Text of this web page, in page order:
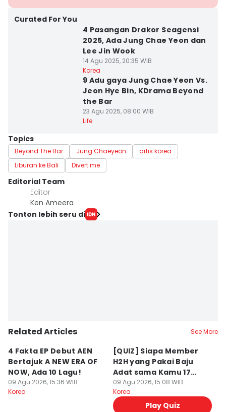
Curated For You
4 Pasangan Drakor Seagensi
2025, Ada Jung Chae Yeon dan
Lee Jin Wook
14 Agu 2025, 20:35 WIB
Korea
9 Adu gaya Jung Chae Yeon Vs.
Jeon Hye Bin, KDrama Beyond
the Bar
23 Agu 2025, 08:00 WIB
Life
Topics
Beyond The Bar Jung Chaeyeon
artis korea
Liburan ke Bali
Divert me
Editorial Team
Editor
Ken Ameera
Tonton lebih seru di
Related Articles See More
4 Fakta EP Debut AEN
Bertajuk A NEW ERA OF
NOW, Ada 10 Lagu!
09 Agu 2026, 15:36 WIB
Korea
[QUIZ] Siapa Member
H2H yang Pakai Baju
Adat sama Kamu 17
Agustusan?
09 Agu 2026, 15:08 WIB
Korea
Play Quiz